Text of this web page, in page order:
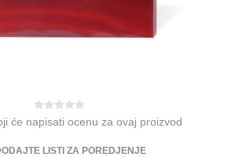
će napisati ocenu za ovaj proizvod
LISTI ZA POREDJENJE